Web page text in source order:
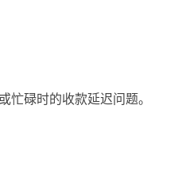
忙碌时的收款延迟问题。